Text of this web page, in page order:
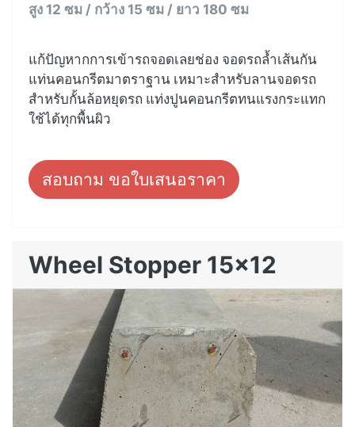
สูง 12 ซม / กว้าง 15 ซม / ยาว 180 ซม
แก้ปัญหากการเข้ารถจอดเลยช่อง จอดรถล้ำเส้นกัน
แท่นคอนกรีตมาตราฐาน เหมาะสำหรับลานจอดรถ
สำหรับกั้นล้อหยุดรถ แท่งปูนคอนกรีตทนแรงกระแทก
ใช้ได้ทุกพื้นผิว
สอบถาม ขอใบเสนอราคา
Wheel Stopper 15x12